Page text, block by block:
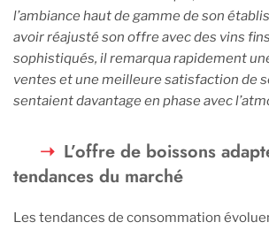
l’ambiance haut de gamme de son
avoir réajusté son offre avec des vins
sophistiqués, il remarqua rapidement
ventes et une meilleure satisfaction de
sentaient davantage en phase avec
L’offre de boissons
tendances du marché
Les tendances de consommation